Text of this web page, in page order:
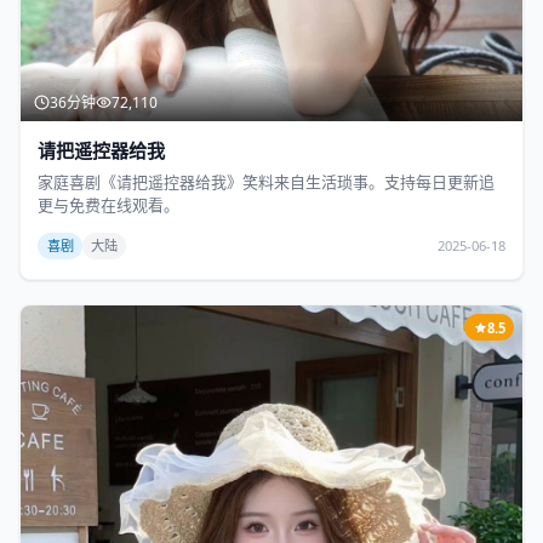
36分钟 72,110
请把遥控器给我
家庭喜剧《请把遥控器给我》笑料来自生活琐事。支持每日更新追
更与免费在线观看。
喜剧 大陆 2025-06-18
8.5